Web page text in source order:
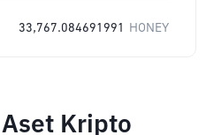
33,767.084691991 HONEY
Kripto